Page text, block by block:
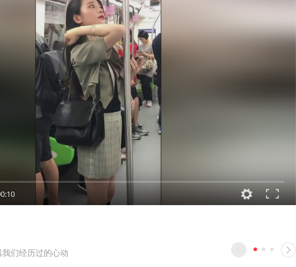
我们经历过的心动